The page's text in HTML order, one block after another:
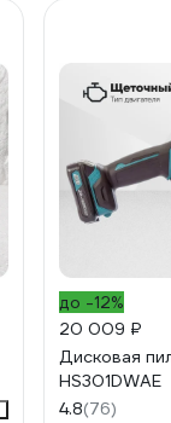
до -12%
20 009 ₽
Дисковая
HS301DWAE
4.8(76)